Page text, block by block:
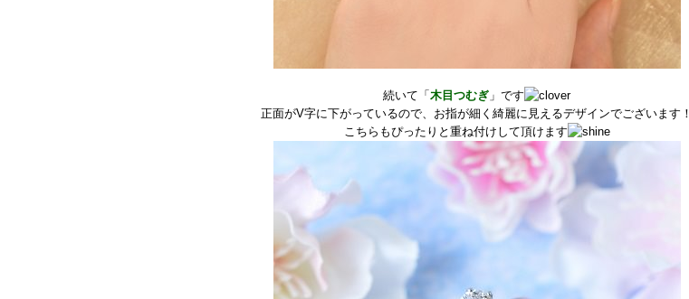
続いて「木目つむぎ 」です
正面がV字に下がっているので、お指が細く綺麗に見えるデザインでございます！
こちらもぴったりと重ね付けして頂けます